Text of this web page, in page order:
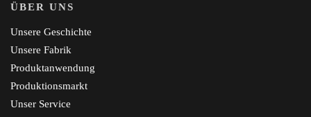
ÜBER UNS
Unsere Geschichte
Unsere Fabrik
Produktanwendung
Produktionsmarkt
Unser Service